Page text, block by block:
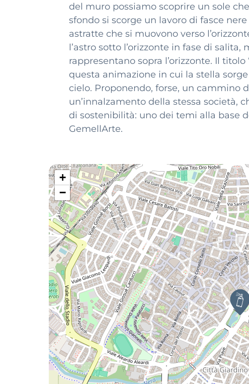
del muro possiamo scoprire un sole
sfondo si scorge un lavoro di fasce
astratte che si muovono verso
l’astro sotto l’orizzonte in fase di
rappresentano sopra l’orizzonte. Il
questa animazione in cui la stella
cielo. Proponendo, forse, un cammino
un’innalzamento della stessa società,
di sostenibilità: uno dei temi alla base
GemellArte.
+
−